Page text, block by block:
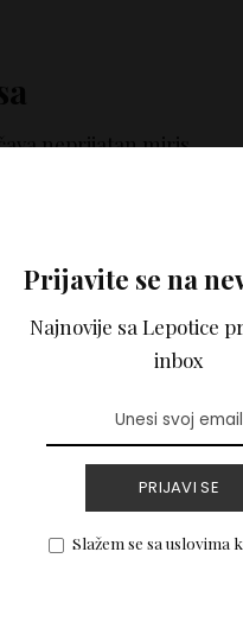
Prijavite se na
Najnovije sa Lepotice
inbox
PRIJAVI SE
Slažem se sa uslovima
neprijatan miris.
sode bikarbone
pomešati sa
ćete uživati u
telo, masku za kosu,
dezadorans.
koje uzrokuju
nanesite ga prstim ili
što se obučete.